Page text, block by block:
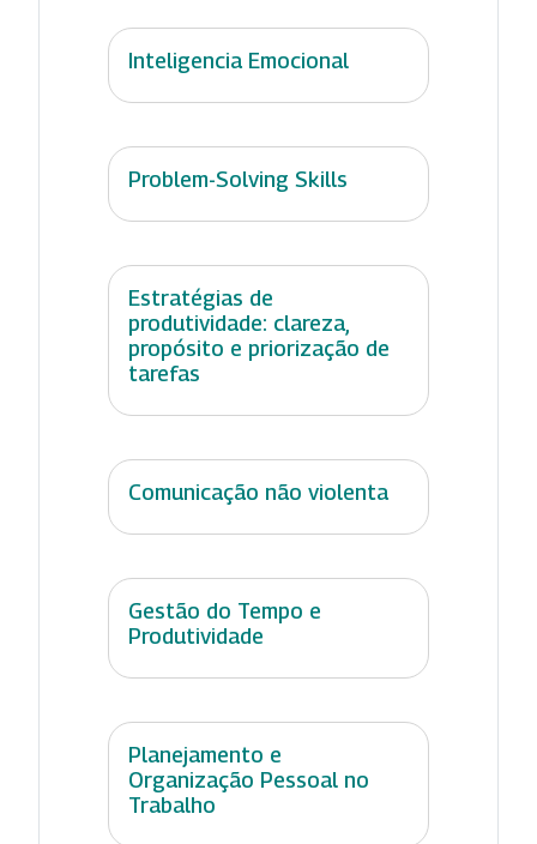
Inteligencia Emocional
Problem-Solving Skills
Estratégias de
produtividade: clareza,
propósito e priorização de
tarefas
Comunicação não violenta
Gestão do Tempo e
Produtividade
Planejamento e
Organização Pessoal no
Trabalho